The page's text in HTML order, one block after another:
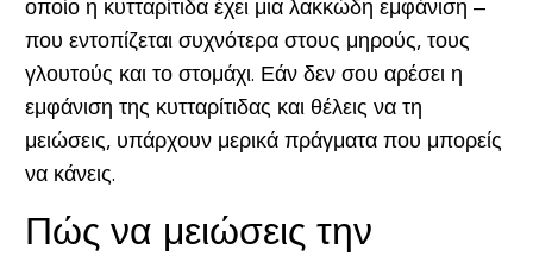
οποίο η κυτταρίτιδα έχει μια λακκώδη εμφάνιση –
που εντοπίζεται συχνότερα στους μηρούς, τους
γλουτούς και το στομάχι. Εάν δεν σου αρέσει η
εμφάνιση της κυτταρίτιδας και θέλεις να τη
μειώσεις, υπάρχουν μερικά πράγματα που μπορείς
να κάνεις.
Πώς να μειώσεις την